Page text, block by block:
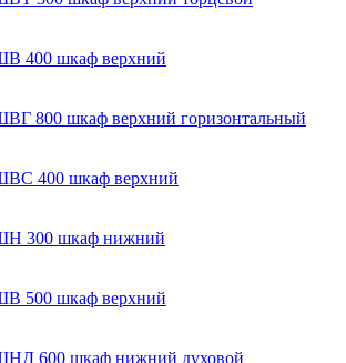
400 шкаф верхний
800 шкаф верхний горизонтальный
400 шкаф верхний
300 шкаф нижний
500 шкаф верхний
600 шкаф нижний духовой